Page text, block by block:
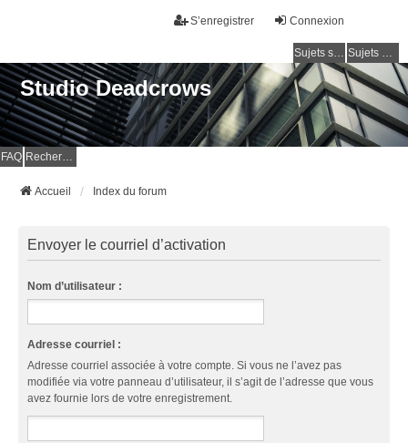
Connexion
S’enregistrer
Sujets sans réponse Sujets actifs
Studio Deadcrows
FAQ Rechercher
Accueil Index du forum
Envoyer le courriel d’activation
Nom d’utilisateur :
Adresse courriel :
Adresse courriel associée à votre compte. Si vous ne l’avez pas
modifiée via votre panneau d’utilisateur, il s’agit de l’adresse que vous
avez fournie lors de votre enregistrement.